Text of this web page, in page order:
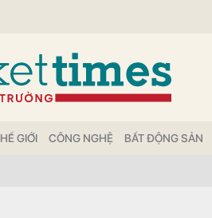
GIỚI CÔNG NGHỆ BẤT ĐỘNG SẢN